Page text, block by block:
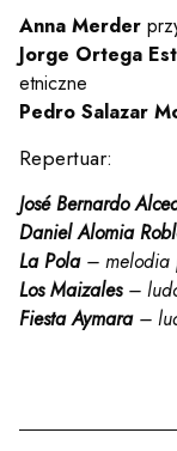
Polityka prywatności
Praca
Anna Merder
Jorge Ortega
etniczne
Pedro Salazar
Repertuar:
José Bernardo
Daniel Alomia
La Pola– melodia
Los Maizales–
Fiesta Aymara–